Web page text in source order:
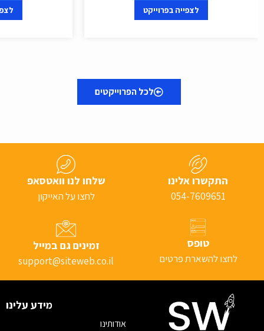
לצפייה בפרוייקט
לכל הפרוייקטים
התקשרו אלינו
054-7609651
שלחו לנו וואטסאפ
לחצו על האייקון
טופס
לחצו להשארת פרטים
זמינים גם במייל
support@siteweb.co.il
מידע עלינו
אודותינו